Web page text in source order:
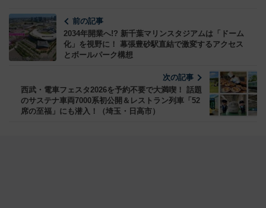
前の記事
2034年開業へ!? 新千葉マリンスタジアムは「ドーム
化」を視野に！ 幕張豊砂駅直結で激変するアクセス
とボールパーク構想
次の記事
西武・電車フェスタ2026を予約不要で大満喫！ 話題
のサステナ車両7000系初公開＆レストラン列車「52
席の至福」にも潜入！（埼玉・日高市）